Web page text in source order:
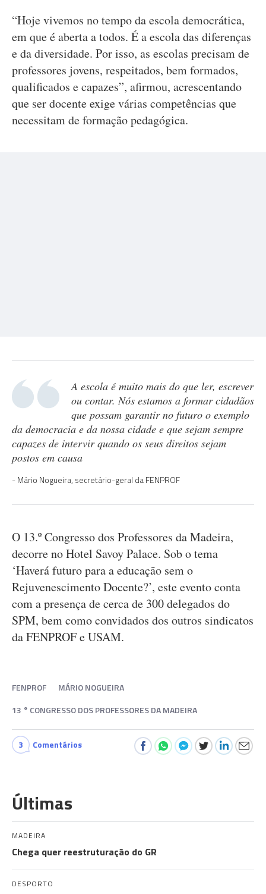
“Hoje vivemos no tempo da escola democrática,
em que é aberta a todos. É a escola das diferenças
e da diversidade. Por isso, as escolas precisam de
professores jovens, respeitados, bem formados,
qualificados e capazes”, afirmou, acrescentando
que ser docente exige várias competências que
necessitam de formação pedagógica.
A escola é muito mais do que ler, escrever
ou contar. Nós estamos a formar cidadãos
que possam garantir no futuro o exemplo
da democracia e da nossa cidade e que sejam sempre
capazes de intervir quando os seus direitos sejam
postos em causa
Mário Nogueira, secretário-geral da FENPROF
O 13.º Congresso dos Professores da Madeira,
decorre no Hotel Savoy Palace. Sob o tema
‘Haverá futuro para a educação sem o
Rejuvenescimento Docente?’, este evento conta
com a presença de cerca de 300 delegados do
SPM, bem como convidados dos outros sindicatos
da FENPROF e USAM.
FENPROF
MÁRIO NOGUEIRA
13 ° CONGRESSO DOS PROFESSORES DA MADEIRA
3 Comentários
Últimas
MADEIRA
Chega quer reestruturação do GR
DESPORTO